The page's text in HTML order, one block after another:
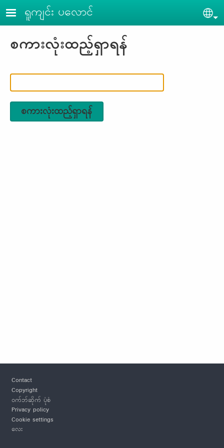
Skip to main content
ရူကျင်း ပ​လောင်
စကားလုံးထည့်ရှာရန်
Footer
Contact
Copyright
ဝက်ဘ်ဆိုက် ပုံစံ
Privacy policy
Cookie settings
လေး